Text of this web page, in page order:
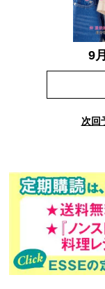
9
次回